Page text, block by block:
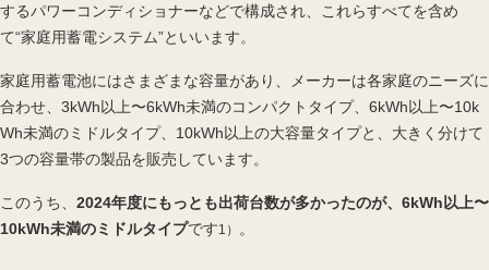
するパワーコンディショナーなどで構成され、これらすべてを含め
て“家庭用蓄電システム”といいます。
家庭用蓄電池にはさまざまな容量があり、メーカーは各家庭のニーズに
合わせ、3kWh以上〜6kWh未満のコンパクトタイプ、6kWh以上〜10k
Wh未満のミドルタイプ、10kWh以上の大容量タイプと、大きく分けて
3つの容量帯の製品を販売しています。
このうち、 2024年度にもっとも出荷台数が多かったのが、6kWh以上〜
10kWh未満のミドルタイプです1） 。